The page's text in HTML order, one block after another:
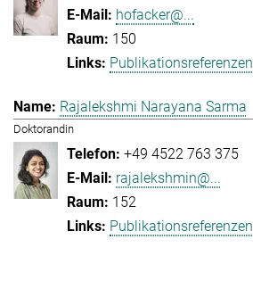
hofacker@...
150
Publikationsreferenzen
Rajalekshmi Narayana Sarma
Doktorandin
+49 4522 763 375
rajalekshmin@...
152
Publikationsreferenzen